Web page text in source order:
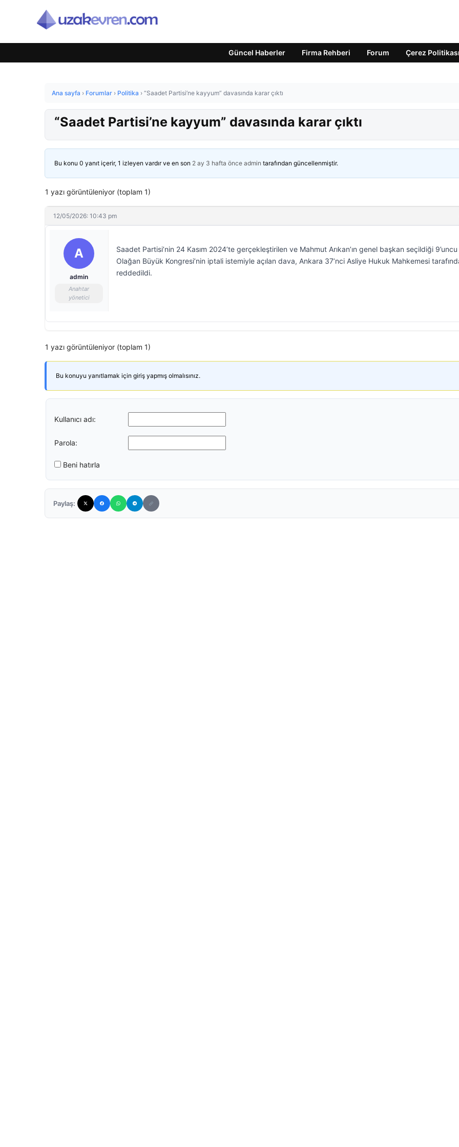
Güncel Haberler Firma Rehberi Forum Çerez Politikası
Ana sayfa › Forumlar › Politika › “Saadet Partisi’ne kayyum” davasında karar çıktı
“Saadet Partisi’ne kayyum” davasında karar çıktı
Bu konu 0 yanıt içerir, 1 izleyen vardır ve en son 2 ay 3 hafta önce admin tarafından güncellenmiştir.
1 yazı görüntüleniyor (toplam 1)
12/05/2026: 10:43 pm
A
admin
Anahtar
yönetici
Saadet Partisi’nin 24 Kasım 2024’te gerçekleştirilen ve Mahmut Arıkan’ın genel başkan seçildiği 9’uncu
Olağan Büyük Kongresi’nin iptali istemiyle açılan dava, Ankara 37’nci Asliye Hukuk Mahkemesi
reddedildi.
1 yazı görüntüleniyor (toplam 1)
Bu konuyu yanıtlamak için giriş yapmış olmalısınız.
Kullanıcı adı:
Parola:
Beni hatırla
Paylaş: